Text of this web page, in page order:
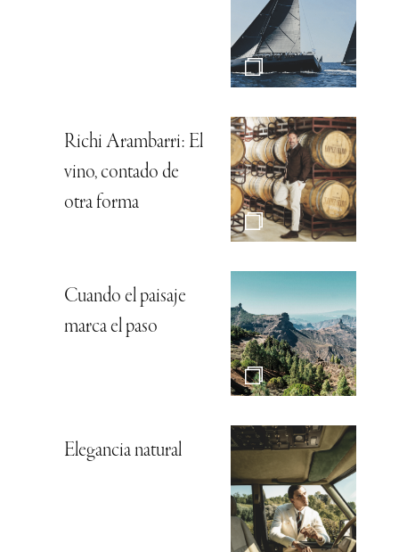
Richi Arambarri: El
vino, contado de
otra forma
Cuando el paisaje
marca el paso
Elegancia natural